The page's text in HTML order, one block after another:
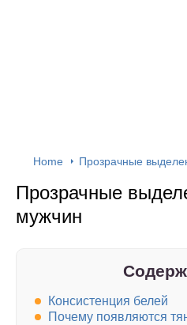
Home Прозрачные
Прозрачные
мужчин
Консистенция белей
Почему появляются